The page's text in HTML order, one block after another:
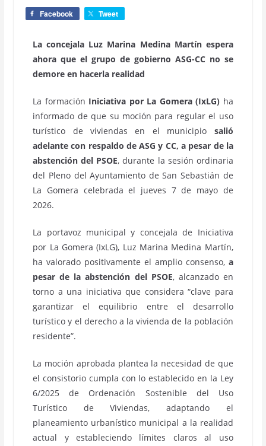
Facebook Tweet
La concejala Luz Marina Medina Martín espera
ahora que el grupo de gobierno ASG-CC no se
demore en hacerla realidad
La formación Iniciativa por La Gomera (IxLG) ha
informado de que su moción para regular el uso
turístico de viviendas en el municipio salió
adelante con respaldo de ASG y CC, a pesar de la
abstención del PSOE, durante la sesión ordinaria
del Pleno del Ayuntamiento de San Sebastián de
La Gomera celebrada el jueves 7 de mayo de
2026.
La portavoz municipal y concejala de Iniciativa
por La Gomera (IxLG), Luz Marina Medina Martín,
ha valorado positivamente el amplio consenso, a
pesar de la abstención del PSOE, alcanzado en
torno a una iniciativa que considera “clave para
garantizar el equilibrio entre el desarrollo
turístico y el derecho a la vivienda de la población
residente”.
La moción aprobada plantea la necesidad de que
el consistorio cumpla con lo establecido en la Ley
6/2025 de Ordenación Sostenible del Uso
Turístico de Viviendas, adaptando el
planeamiento urbanístico municipal a la realidad
actual y estableciendo límites claros al uso